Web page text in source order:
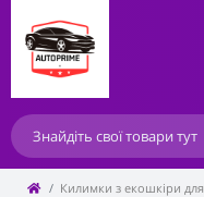
Килимки з екошкіри